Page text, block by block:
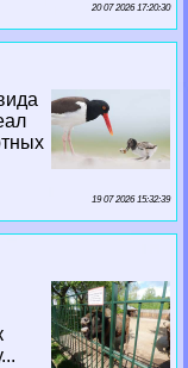
20 07 2026 17:20:30
19 07 2026 15:32:39